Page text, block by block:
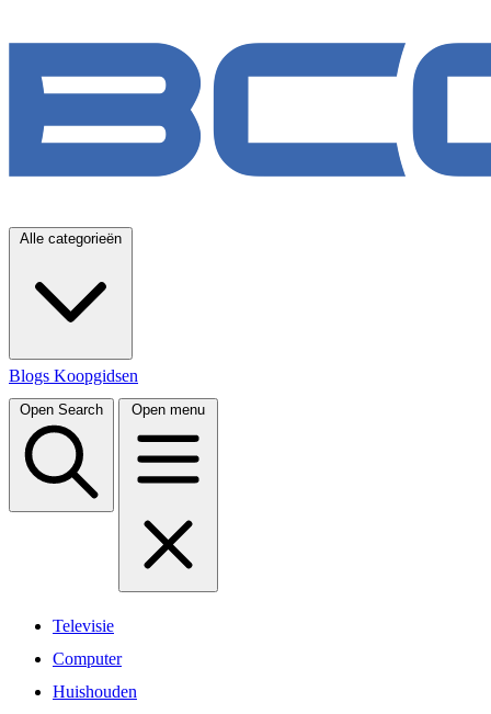
Alle categorieën
Blogs Koopgidsen
Open Search Open menu
Televisie
Computer
Huishouden